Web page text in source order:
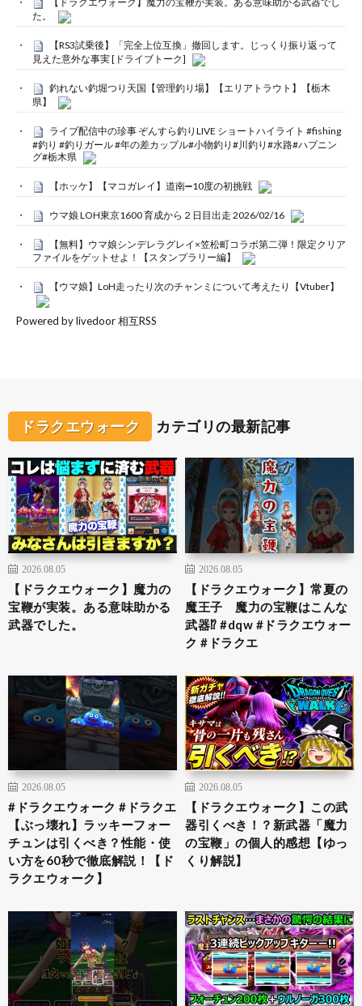
た。
【RS3試乗後】「完全上位互換」撤回します。じっくり振り返って
見えた意外な事実 [ドライブトーク]
釣れない釣堀つり天国【管理釣り場】【エリアトラウト】【栃木
県】
ライブ配信中の珍事 ぞんすら釣りLIVE ショートハイライト #fishing
#釣り #釣りガール #年の差カップル#小物釣り#川釣り#水路#ハプニン
グ#栃木県
【ホッケ】【マコガレイ】道南➖10度の初挑戦
ウマ娘 LOH東京1600 育成から２日目出走 2026/02/16
【無料】ウマ娘シンデレラグレイ×笠松町コラボ第二弾！限定クリア
ファイルをゲットせよ！【スタンプラリー編】
【ウマ娘】LoH走ったり次のチャンミについて考えたり【Vtuber】
Powered by livedoor 相互RSS
ドラクエウォーク カテゴリの最新記事
2026.08.05
【ドラクエウォーク】魔力の
宝鞭が実装。ある意味助かる
武器でした。
2026.08.05
【ドラクエウォーク】常夏の
魔王子 魔力の宝鞭はこんな
武器⁉︎ #dqw #ドラクエウォー
ク #ドラクエ
2026.08.05
#ドラクエウォーク #ドラクエ
【ぶっ壊れ】ラッキーフォー
チュンは引くべき？性能・使
い方を60秒で徹底解説！【ド
ラクエウォーク】
2026.08.05
【ドラクエウォーク】この武
器引くべき！？新武器「魔力
の宝鞭」の個人的感想【ゆっ
くり解説】